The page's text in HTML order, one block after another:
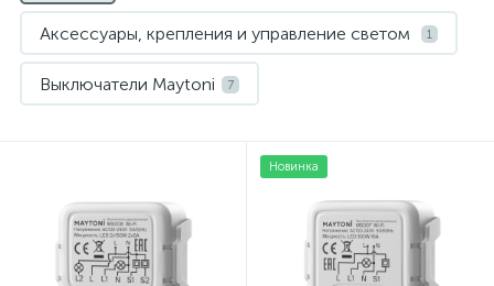
Аксессуары, крепления и управление светом 1
Выключатели Maytoni 7
Новинка